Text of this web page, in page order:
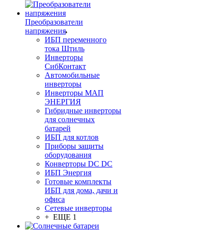
Преобразователи
напряжения
ИБП переменного
тока Штиль
Инверторы
СибКонтакт
Автомобильные
инверторы
Инверторы МАП
ЭНЕРГИЯ
Гибридные инверторы
для солнечных
батарей
ИБП для котлов
Приборы защиты
оборудования
Конверторы DC DC
ИБП Энергия
Готовые комплекты
ИБП для дома, дачи и
офиса
Сетевые инверторы
+ ЕЩЕ 1